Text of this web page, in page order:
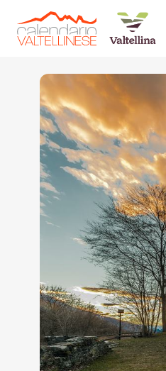
Torna indietro